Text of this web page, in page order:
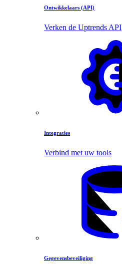
Ontwikkelaars (API)
Verken de Uptrends API
Integraties
Verbind met uw tools
Gegevensbeveiliging